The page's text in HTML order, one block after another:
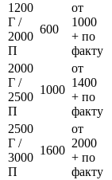
1200
Г /
2000
П
600
от
1000
+ по
факту
2000
Г /
2500
П
1000
от
1400
+ по
факту
2500
Г /
3000
П
1600
от
2000
+ по
факту